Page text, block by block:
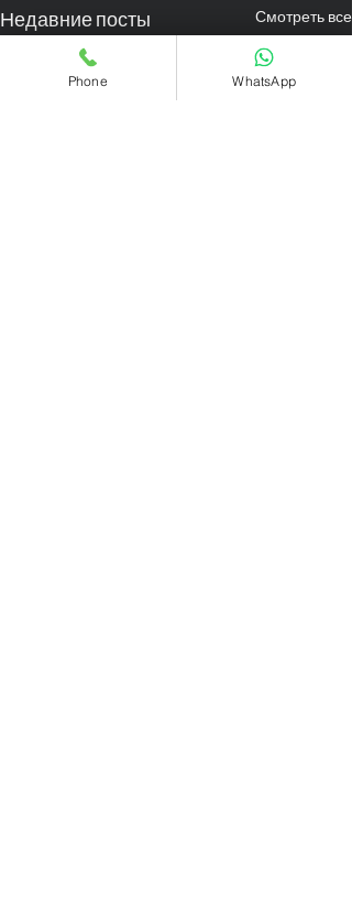
Недавние посты Смотреть все
Phone WhatsApp